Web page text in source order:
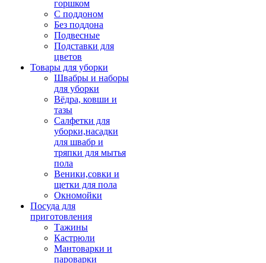
горшком
С поддоном
Без поддона
Подвесные
Подставки для
цветов
Товары для уборки
Швабры и наборы
для уборки
Вёдра, ковши и
тазы
Салфетки для
уборки,насадки
для швабр и
тряпки для мытья
пола
Веники,совки и
щетки для пола
Окномойки
Посуда для
приготовления
Тажины
Кастрюли
Мантоварки и
пароварки